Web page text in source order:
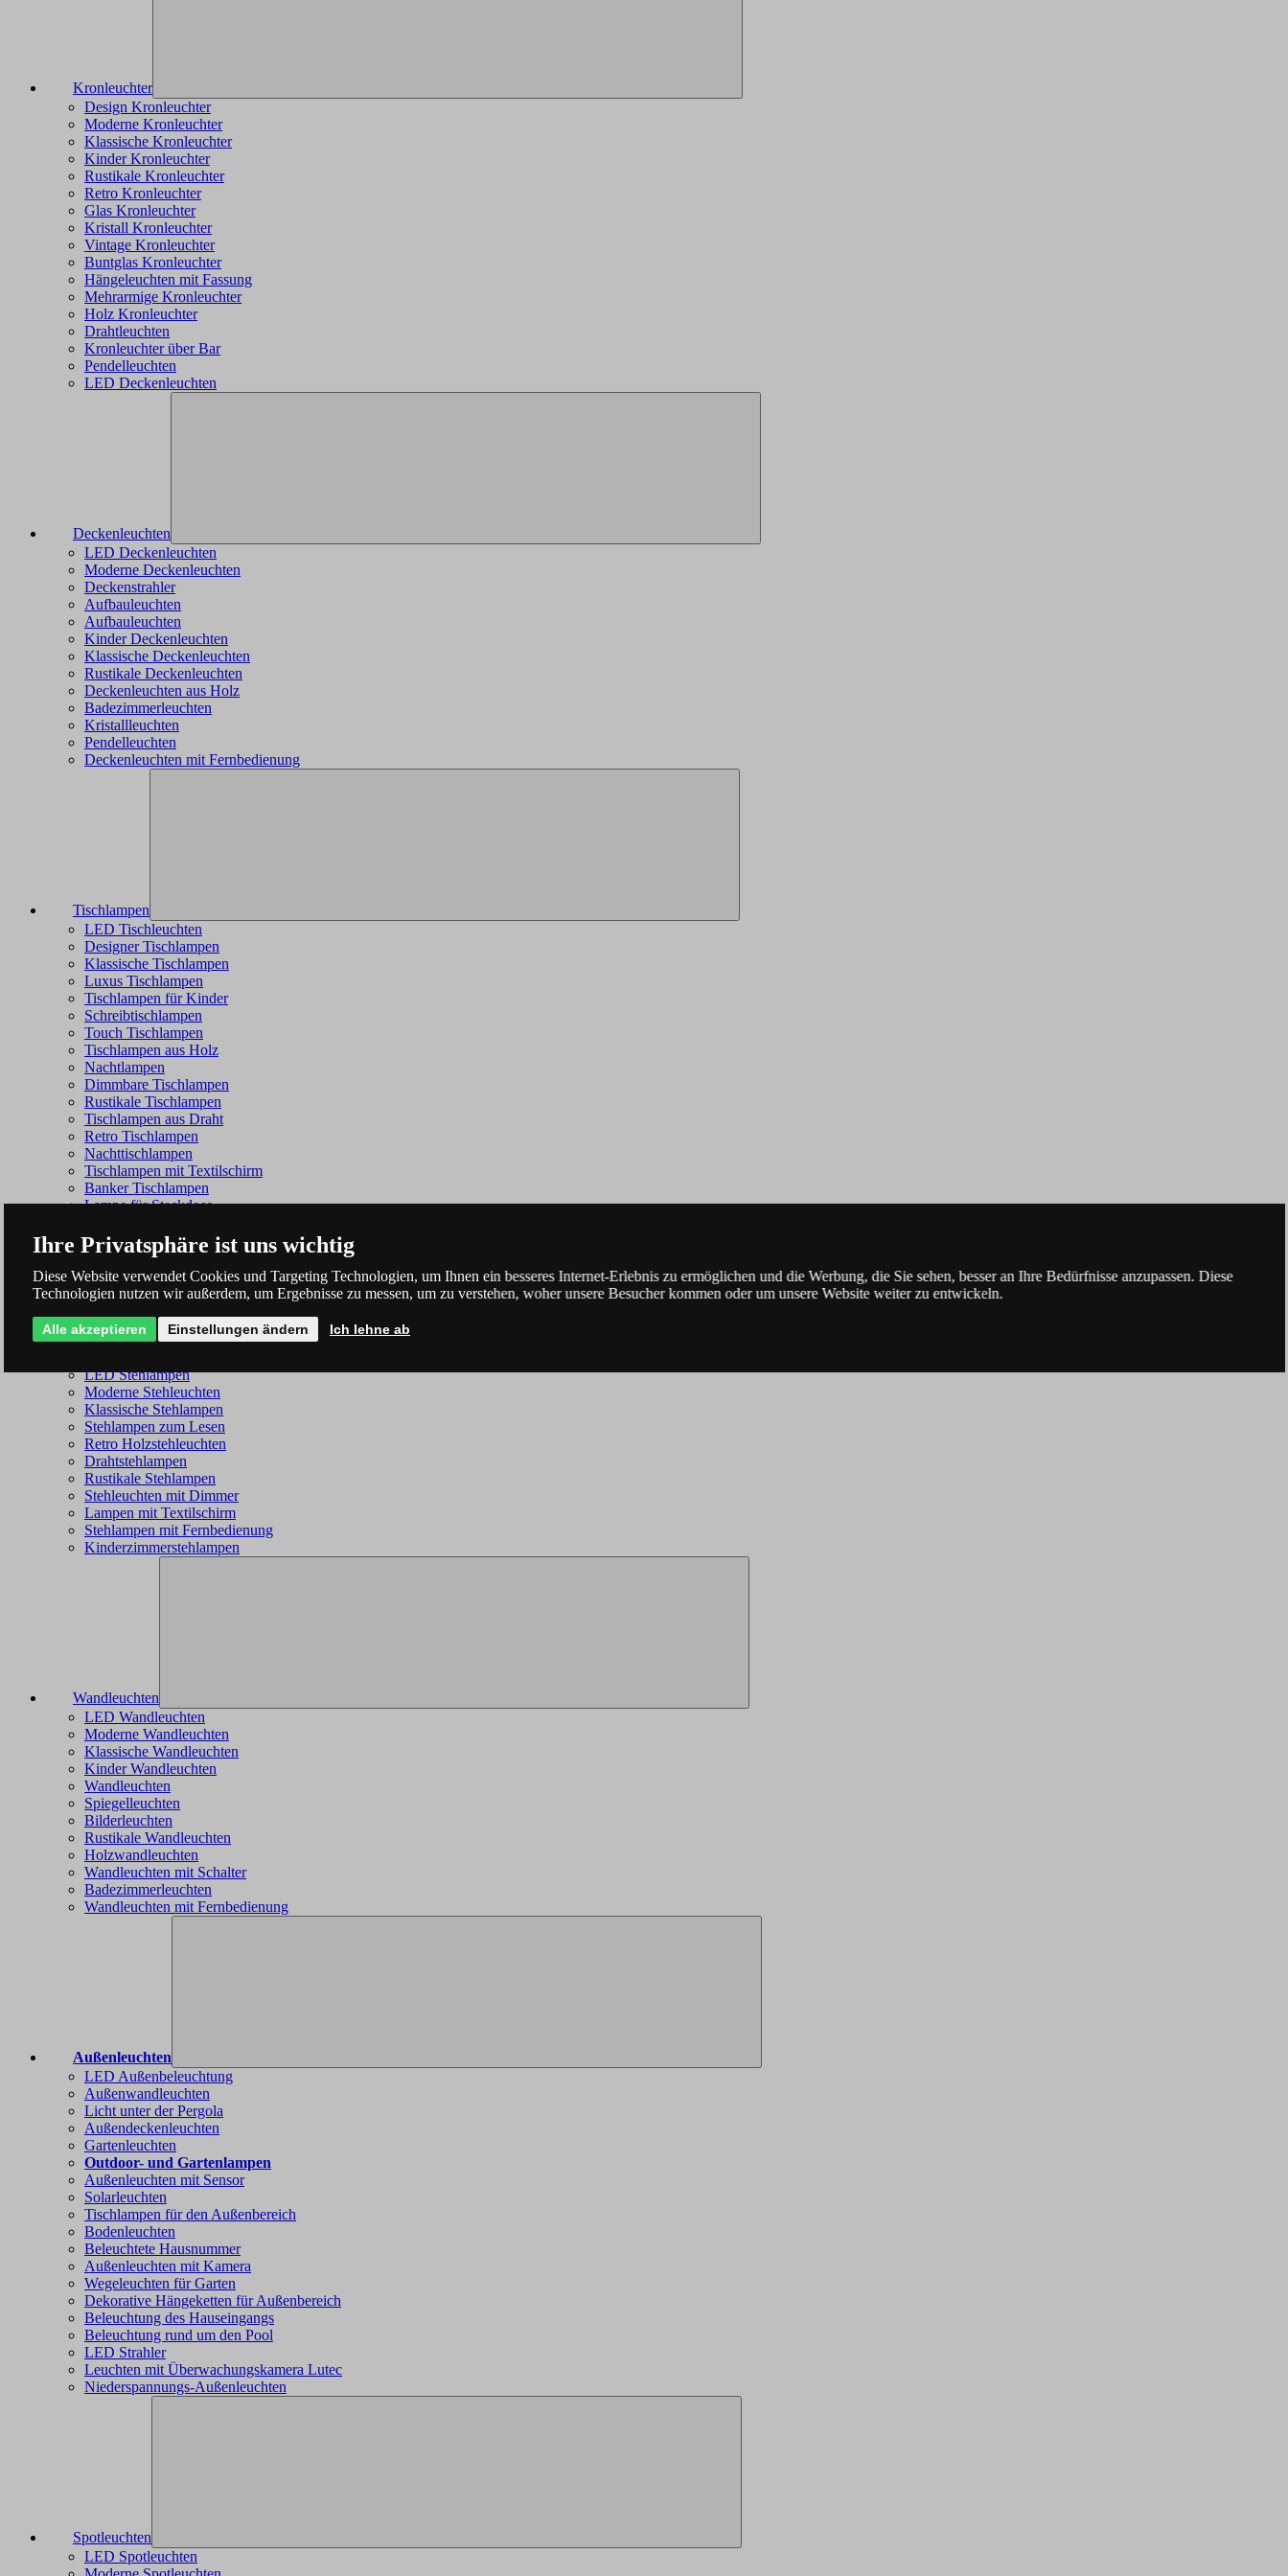
Kronleuchter
Design Kronleuchter
Moderne Kronleuchter
Klassische Kronleuchter
Kinder Kronleuchter
Rustikale Kronleuchter
Retro Kronleuchter
Glas Kronleuchter
Kristall Kronleuchter
Vintage Kronleuchter
Buntglas Kronleuchter
Hängeleuchten mit Fassung
Mehrarmige Kronleuchter
Holz Kronleuchter
Drahtleuchten
Kronleuchter über Bar
Pendelleuchten
LED Deckenleuchten
Deckenleuchten
LED Deckenleuchten
Moderne Deckenleuchten
Deckenstrahler
Aufbauleuchten
Aufbauleuchten
Kinder Deckenleuchten
Klassische Deckenleuchten
Rustikale Deckenleuchten
Deckenleuchten aus Holz
Badezimmerleuchten
Kristallleuchten
Pendelleuchten
Deckenleuchten mit Fernbedienung
Tischlampen
LED Tischleuchten
Designer Tischlampen
Klassische Tischlampen
Luxus Tischlampen
Tischlampen für Kinder
Schreibtischlampen
Touch Tischlampen
Tischlampen aus Holz
Nachtlampen
Dimmbare Tischlampen
Rustikale Tischlampen
Tischlampen aus Draht
Retro Tischlampen
Nachttischlampen
Tischlampen mit Textilschirm
Banker Tischlampen
Lampe für Steckdose
LED Stehlampen
Moderne Stehleuchten
Klassische Stehlampen
Stehlampen zum Lesen
Retro Holzstehleuchten
Drahtstehlampen
Rustikale Stehlampen
Stehleuchten mit Dimmer
Lampen mit Textilschirm
Stehlampen mit Fernbedienung
Kinderzimmerstehlampen
Wandleuchten
LED Wandleuchten
Moderne Wandleuchten
Klassische Wandleuchten
Kinder Wandleuchten
Wandleuchten
Spiegelleuchten
Bilderleuchten
Rustikale Wandleuchten
Holzwandleuchten
Wandleuchten mit Schalter
Badezimmerleuchten
Wandleuchten mit Fernbedienung
Außenleuchten
LED Außenbeleuchtung
Außenwandleuchten
Licht unter der Pergola
Außendeckenleuchten
Gartenleuchten
Outdoor- und Gartenlampen
Außenleuchten mit Sensor
Solarleuchten
Tischlampen für den Außenbereich
Bodenleuchten
Beleuchtete Hausnummer
Außenleuchten mit Kamera
Wegeleuchten für Garten
Dekorative Hängeketten für Außenbereich
Beleuchtung des Hauseingangs
Beleuchtung rund um den Pool
LED Strahler
Leuchten mit Überwachungskamera Lutec
Niederspannungs-Außenleuchten
Spotleuchten
LED Spotleuchten
Ihre Privatsphäre ist uns wichtig
Diese Website verwendet Cookies und Targeting Technologien, um Ihnen ein besseres Internet-Erlebnis zu ermöglichen und die Werbung, die Sie sehen, besser an Ihre Bedürfnisse anzupassen. Diese
Technologien nutzen wir außerdem, um Ergebnisse zu messen, um zu verstehen, woher unsere Besucher kommen oder um unsere Website weiter zu entwickeln.
Alle akzeptieren Einstellungen ändern Ich lehne ab